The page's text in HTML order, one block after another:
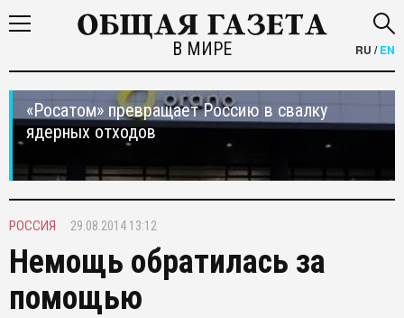
В МИРЕ RU /EN
«Росатом» превращает Россию в свалку
ядерных отходов
РОССИЯ 29.08.2014 13:12
Немощь обратилась за
помощью